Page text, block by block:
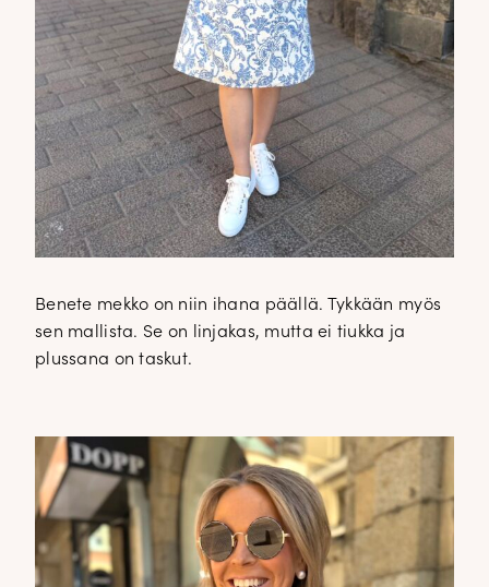
Benete mekko on niin ihana päällä. Tykkään myös
sen mallista. Se on linjakas, mutta ei tiukka ja
plussana on taskut.